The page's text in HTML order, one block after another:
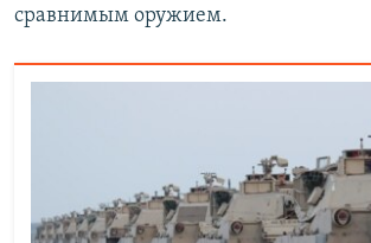
сравнимым оружием.